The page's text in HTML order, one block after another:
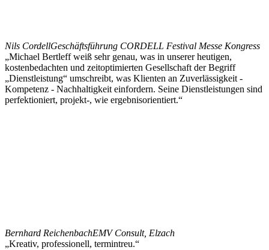
Nils CordellGeschäftsführung CORDELL Festival Messe Kongress
„Michael Bertleff weiß sehr genau, was in unserer heutigen,
kostenbedachten und zeitoptimierten Gesellschaft der Begriff
„Dienstleistung“ umschreibt, was Klienten an Zuverlässigkeit -
Kompetenz - Nachhaltigkeit einfordern. Seine Dienstleistungen sind
perfektioniert, projekt-, wie ergebnisorientiert.“
Bernhard ReichenbachEMV Consult, Elzach
„Kreativ, professionell, termintreu.“